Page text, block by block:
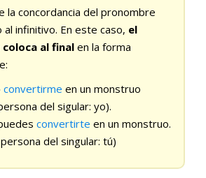
la concordancia del pronombre
al infinitivo. En este caso, el
al final en la forma
convertirme en un monstruo
del sigular: yo).
convertirte en un monstruo.
del singular: tú)